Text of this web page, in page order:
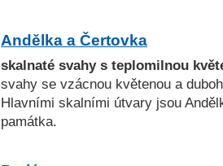
Andělka a Čertovka
skalnaté svahy s teplomilnou
svahy se vzácnou květenou a
Hlavními skalními útvary jsou
památka.